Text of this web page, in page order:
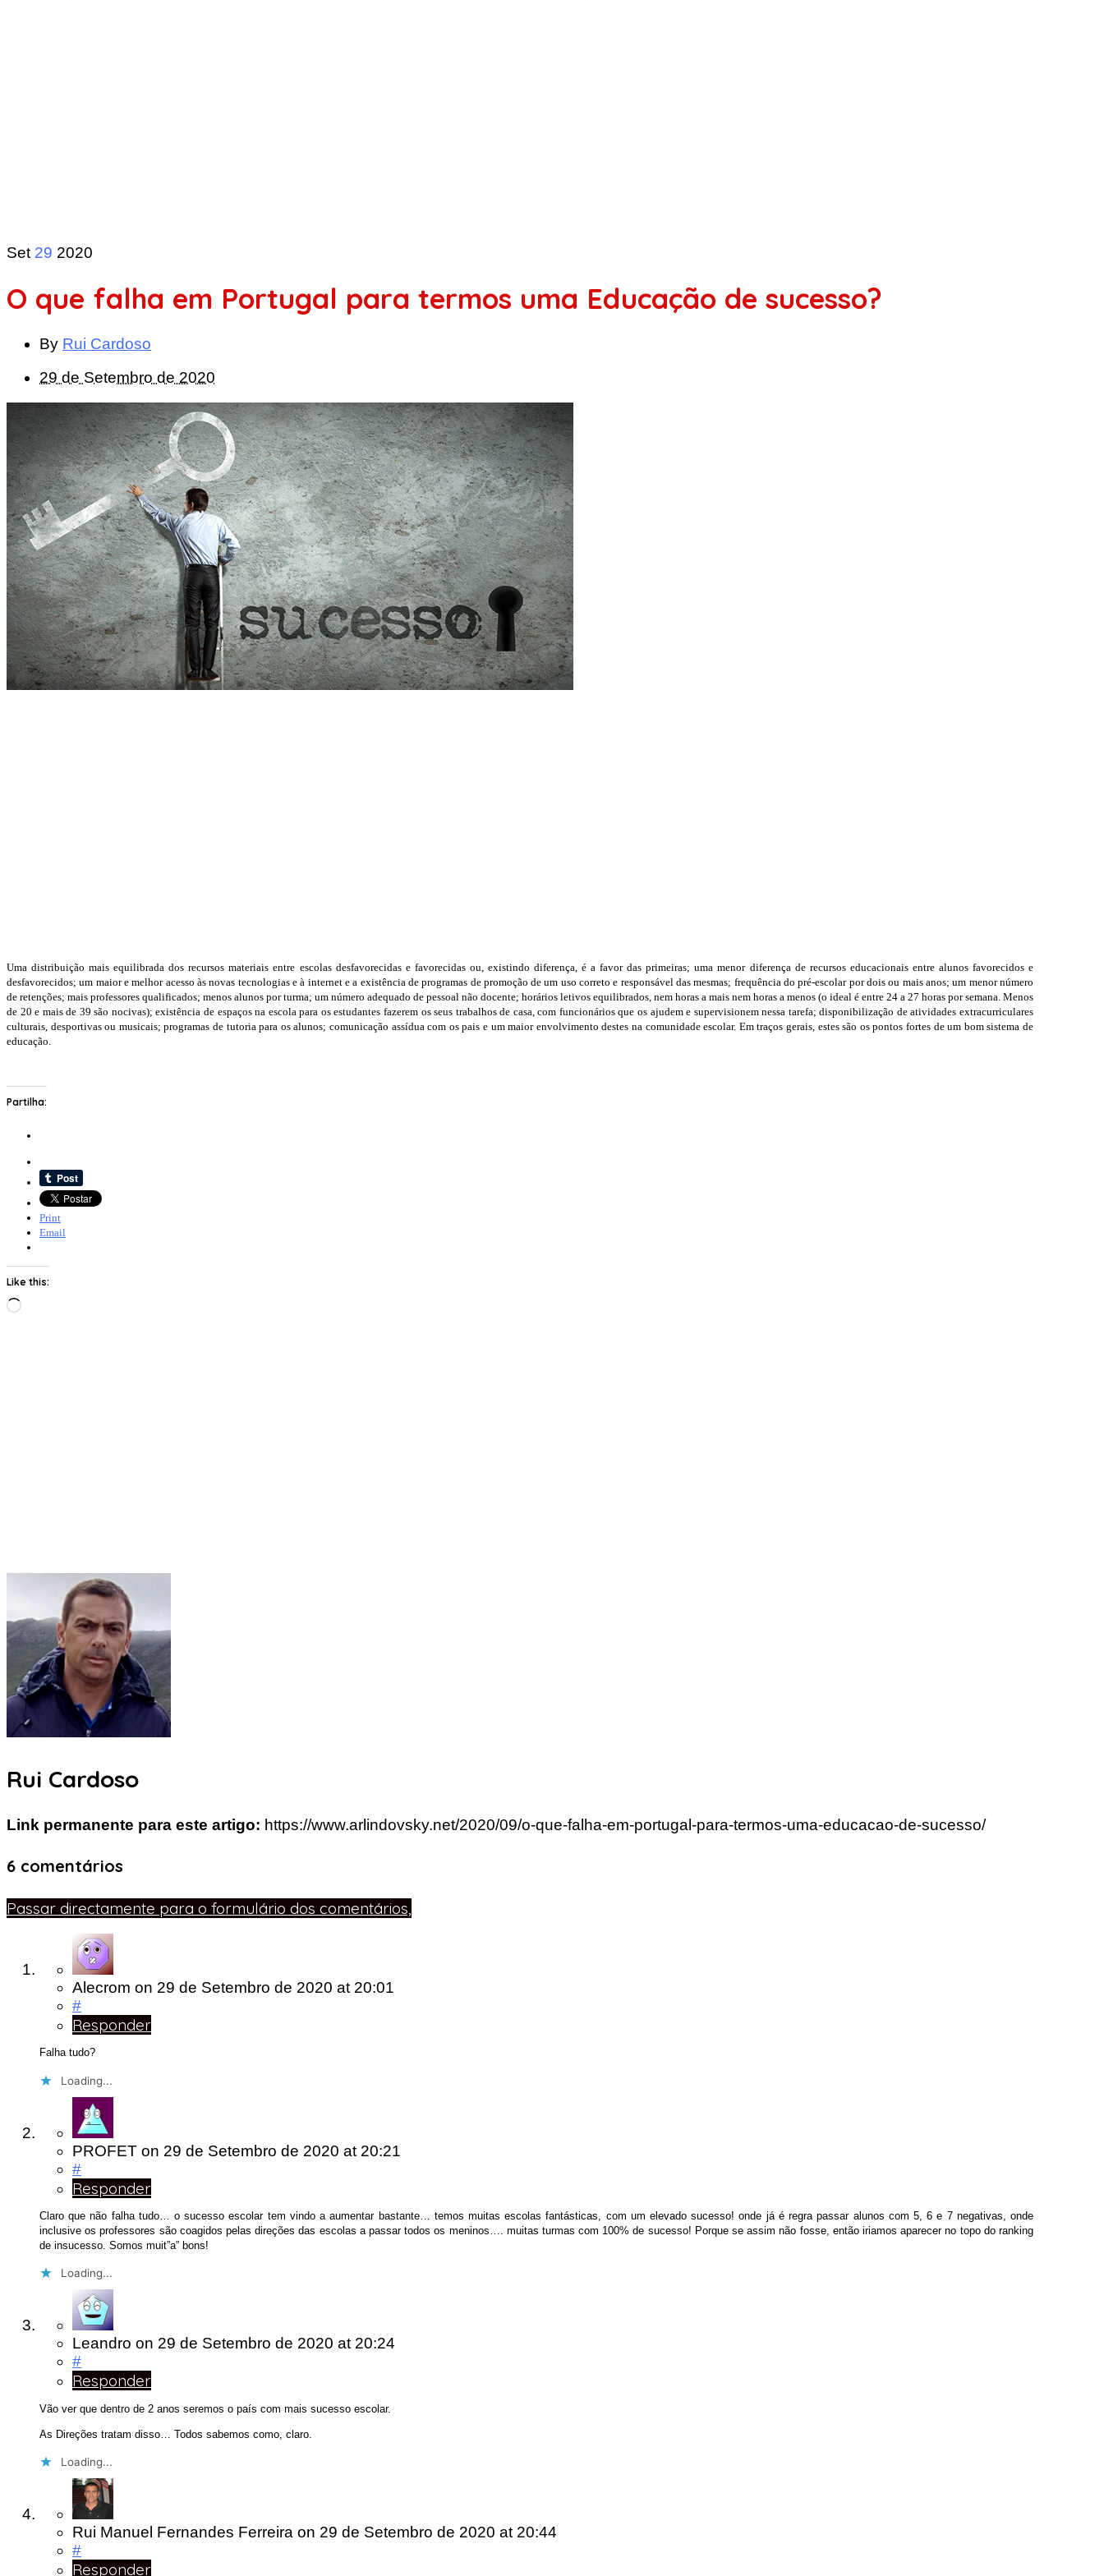
Set 29 2020
O que falha em Portugal para termos uma Educação de sucesso?
By Rui Cardoso
29 de Setembro de 2020
Uma distribuição mais equilibrada dos recursos materiais entre escolas desfavorecidas e favorecidas ou, existindo diferença, é a favor das primeiras; uma menor diferença de recursos educacionais entre alunos favorecidos e
desfavorecidos; um maior e melhor acesso às novas tecnologias e à internet e a existência de programas de promoção de um uso correto e responsável das mesmas; frequência do pré-escolar por dois ou mais anos; um menor número
de retenções; mais professores qualificados; menos alunos por turma; um número adequado de pessoal não docente; horários letivos equilibrados, nem horas a mais nem horas a menos (o ideal é entre 24 a 27 horas por semana. Menos
de 20 e mais de 39 são nocivas); existência de espaços na escola para os estudantes fazerem os seus trabalhos de casa, com funcionários que os ajudem e supervisionem nessa tarefa; disponibilização de atividades extracurriculares
culturais, desportivas ou musicais; programas de tutoria para os alunos; comunicação assídua com os pais e um maior envolvimento destes na comunidade escolar. Em traços gerais, estes são os pontos fortes de um bom sistema de
educação.
Partilha:
Print
Email
Like this:
Loading…
Rui Cardoso
Link permanente para este artigo: https://www.arlindovsky.net/2020/09/o-que-falha-em-portugal-para-termos-uma-educacao-de-sucesso/
6 comentários
Passar directamente para o formulário dos comentários,
Alecrom on 29 de Setembro de 2020 at 20:01
#
Responder
Falha tudo?
Loading...
PROFET on 29 de Setembro de 2020 at 20:21
#
Responder
Claro que não falha tudo… o sucesso escolar tem vindo a aumentar bastante… temos muitas escolas fantásticas, com um elevado sucesso! onde já é regra passar alunos com 5, 6 e 7 negativas, onde
inclusive os professores são coagidos pelas direções das escolas a passar todos os meninos…. muitas turmas com 100% de sucesso! Porque se assim não fosse, então iriamos aparecer no topo do ranking
de insucesso. Somos muit”a” bons!
Loading...
Leandro on 29 de Setembro de 2020 at 20:24
#
Responder
Vão ver que dentro de 2 anos seremos o país com mais sucesso escolar.
As Direções tratam disso… Todos sabemos como, claro.
Loading...
Rui Manuel Fernandes Ferreira on 29 de Setembro de 2020 at 20:44
#
Responder